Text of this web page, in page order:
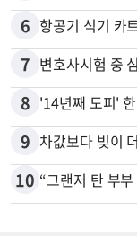
6
7 변호사시험 중
8 '14년째 도피'
9 차값보다 빚이
10